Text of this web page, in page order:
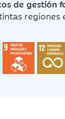
de gestión
regiones